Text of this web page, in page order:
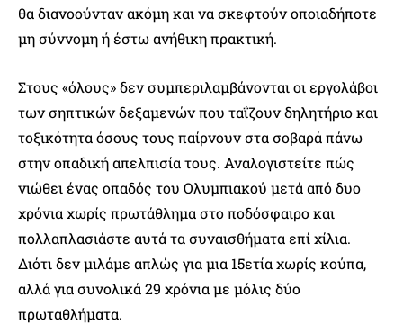
θα διανοούνταν ακόμη και να σκεφτούν οποιαδήποτε
μη σύννομη ή έστω ανήθικη πρακτική.
Στους «όλους» δεν συμπεριλαμβάνονται οι εργολάβοι
των σηπτικών δεξαμενών που ταΐζουν δηλητήριο και
τοξικότητα όσους τους παίρνουν στα σοβαρά πάνω
στην οπαδική απελπισία τους. Αναλογιστείτε πώς
νιώθει ένας οπαδός του Ολυμπιακού μετά από δυο
χρόνια χωρίς πρωτάθλημα στο ποδόσφαιρο και
πολλαπλασιάστε αυτά τα συναισθήματα επί χίλια.
Διότι δεν μιλάμε απλώς για μια 15ετία χωρίς κούπα,
αλλά για συνολικά 29 χρόνια με μόλις δύο
πρωταθλήματα.